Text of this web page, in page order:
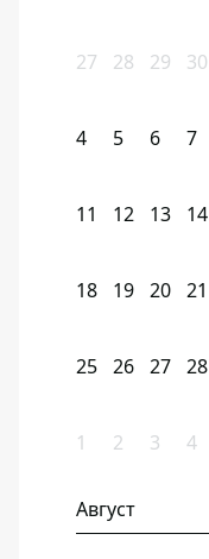
27 28 29 30
4 5 6 7
11 12 13 14
18 19 20 21
25 26 27 28
1 2 3 4
Август